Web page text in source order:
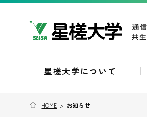
星槎大学について
HOME > お知らせ